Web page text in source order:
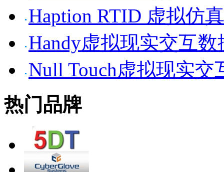
Haption RTID 虚拟仿
Handy虚拟现实交互数
Null Touch虚拟现实交
热门品牌